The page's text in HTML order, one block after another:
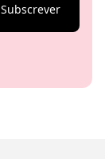
Subscrever